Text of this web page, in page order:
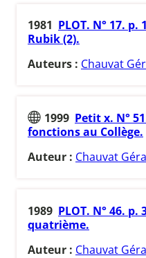
1981 PLOT. N° 17.
Rubik (2).
Auteurs : Chauvat
1999 Petit x. N°
fonctions au Collège.
Auteur : Chauvat
1989 PLOT. N° 46.
quatrième.
Auteur : Chauvat